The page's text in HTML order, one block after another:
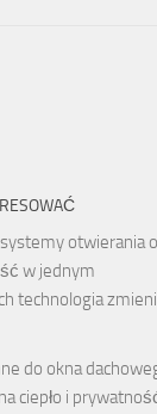
otwierania
w jednym
technologia
do okna
ciepło i